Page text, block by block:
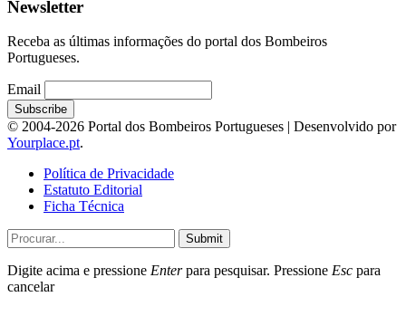
Newsletter
Receba as últimas informações do portal dos Bombeiros
Portugueses.
Email
© 2004-2026 Portal dos Bombeiros Portugueses | Desenvolvido por
Yourplace.pt.
Política de Privacidade
Estatuto Editorial
Ficha Técnica
Submit
Digite acima e pressione Enterpara pesquisar. Pressione Esc para
cancelar